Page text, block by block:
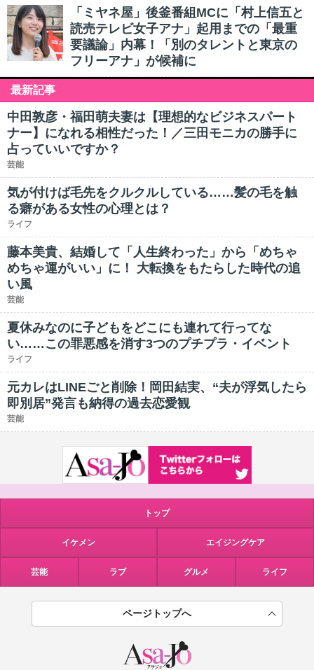
「ミヤネ屋」後釜番組MCに「村上信五と
読売テレビ女子アナ」起用までの「最重
要議論」内幕！「別のタレントと東京の
フリーアナ」が候補に
最新記事
中田敦彦・福田萌夫妻は【理想的なビジネスパート
ナー】になれる相性だった！／三田モニカの勝手に
占っていいですか？
芸能
気が付けば毛先をクルクルしている……髪の毛を触
る癖がある女性の心理とは？
ライフ
藤本美貴、結婚して「人生終わった」から「めちゃ
めちゃ運がいい」に！ 大転換をもたらした時代の追
い風
芸能
夏休みなのに子どもをどこにも連れて行ってな
い……この罪悪感を消す3つのプチプラ・イベント
ライフ
元カレはLINEごと削除！岡田結実、“夫が浮気したら
即別居”発言も納得の過去恋愛観
芸能
トップ
イケメン エイジングケア
芸能 ラブ グルメ ライフ
ページトップへ